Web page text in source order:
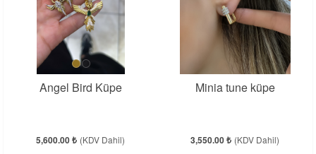
Angel Bird Küpe
5,600.00 ₺ (KDV Dahil)
Minia tune küpe
3,550.00 ₺ (KDV Dahil)